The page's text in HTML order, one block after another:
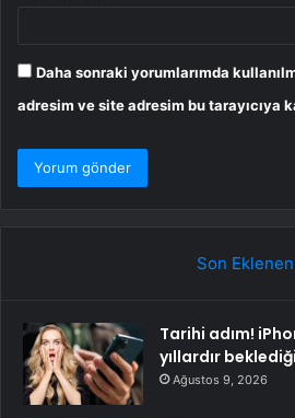
Daha sonraki yorumlarımda
adresim ve site adresim bu tarayıcıya
Son Eklenen
Tarihi adım!
yıllardır
Ağustos 9, 2026